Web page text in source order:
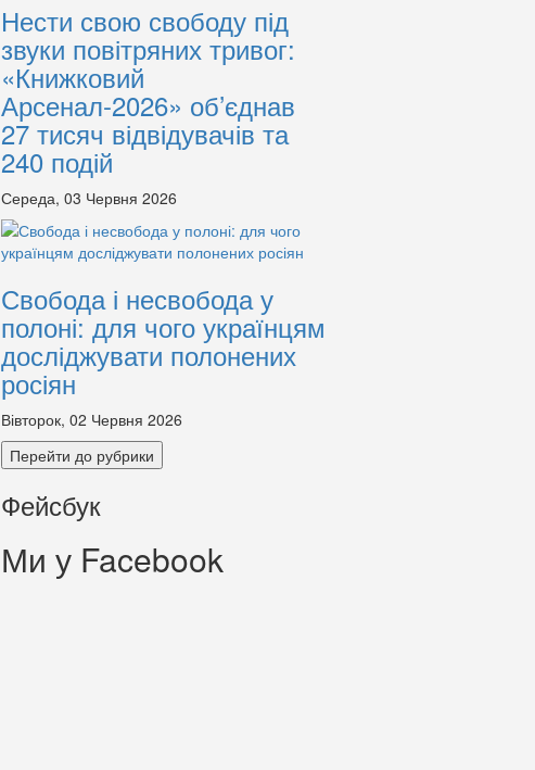
Нести свою свободу під
звуки повітряних тривог:
«Книжковий
Арсенал-2026» об’єднав
27 тисяч відвідувачів та
240 подій
Середа, 03 Червня 2026
Свобода і несвобода у
полоні: для чого українцям
досліджувати полонених
росіян
Вівторок, 02 Червня 2026
Перейти до рубрики
Фейсбук
Ми у Facebook